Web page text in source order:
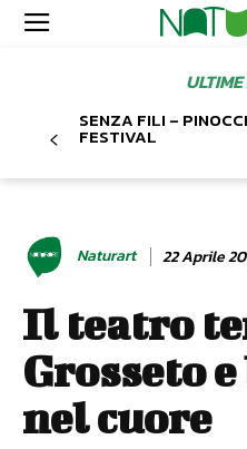
SENZA FILI –
FESTIVAL
Naturart 22 Aprile
Il teatro
Grosseto
nel cuore